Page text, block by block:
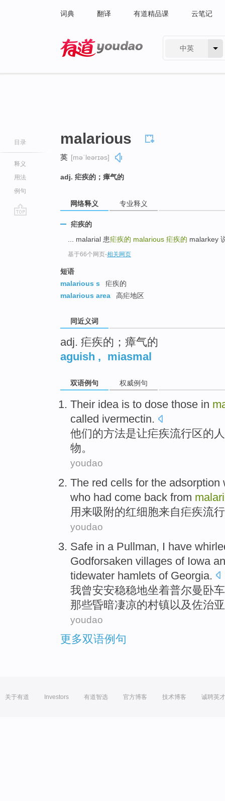
词典 翻译 有道精品课 云笔记
中英
目录
释义
用法
例句
malarious
英 [məˈleərɪəs]
adj. 疟疾的；瘴气的
网络释义 专业释义
疟疾的
... malarial 患疟疾的 malarious 疟疾的 malarkey
基于66个网页-相关网页
短语
malarious s
疟疾的
malarious area
高疟地区
同近义词
adj. 疟疾的；瘴气的
aguish , miasmal
双语例句 权威例句
Their idea is to dose those in
called ivermectin.
他们的方法是让疟疾流行区的
物。
youdao
The red cells for the adsorption
who had come back from
用来吸附的红细胞来自疟疾流
youdao
Safe in a Pullman, I have
Godforsaken villages of Iowa
tidewater hamlets of Georgia.
我曾安安稳稳地坐着普尔曼卧
那些昏暗凄凉的村镇以及佐治
youdao
更多双语例句
关于有道 Investors 有道智选 官方博客 技术博客 诚聘英才